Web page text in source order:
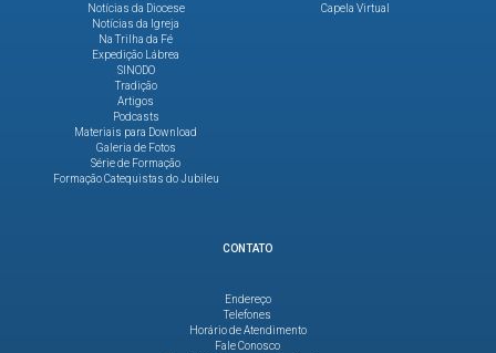
Notícias da Diocese
Notícias da Igreja
Na Trilha da Fé
Expedição Lábrea
SINODO
Tradição
Artigos
Podcasts
Materiais para Download
Galeria de Fotos
Série de Formação
Formação Catequistas do Jubileu
Capela Virtual
CONTATO
Endereço
Telefones
Horário de Atendimento
Fale Conosco